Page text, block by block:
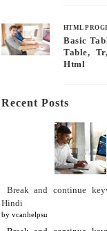
HTML
Basic
Table,
Html
Recent Posts
Break and continue
Hindi
by vcanhelpsu